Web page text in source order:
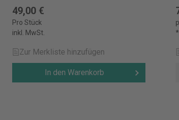
49,00 €
Pro Stück
inkl. MwSt.
Zur Merkliste hinzufügen
In den Warenkorb